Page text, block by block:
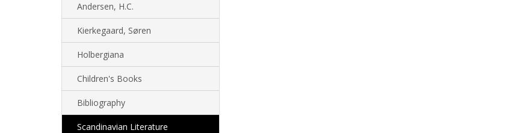
Andersen, H.C.
Kierkegaard, Søren
Holbergiana
Children's Books
Bibliography
Scandinavian Literature